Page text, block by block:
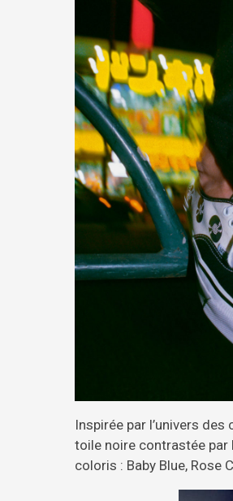
Inspirée par l’univers
toile noire contrastée par
coloris : Baby Blue, Rose